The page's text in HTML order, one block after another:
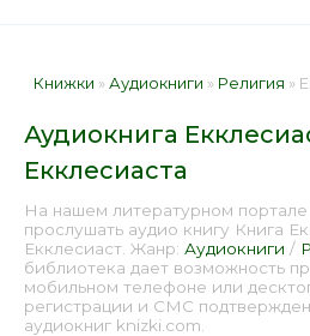
Книжки »Аудиокниги » Религия »
Аудиокнига
Екклесиаста
На нашем литературном
прослушать аудио книгу Книга
Екклесиаст. Жанр: Аудиокниги /
библиотека дает возможность
мобильном телефоне или
регистрации и СМС
аудиокниг knizki.com.